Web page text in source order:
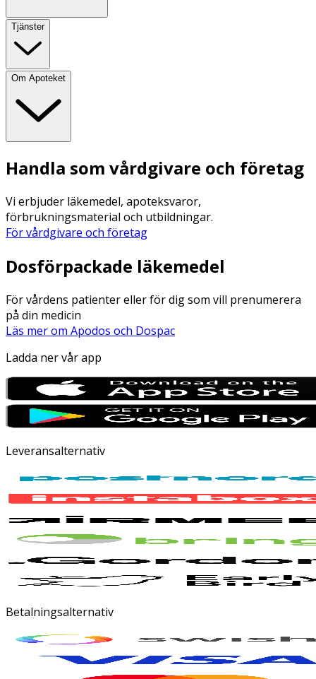
Tjänster
Om Apoteket
Handla som vårdgivare och företag
Vi erbjuder läkemedel, apoteksvaror,
förbrukningsmaterial och utbildningar.
För vårdgivare och företag
Dosförpackade läkemedel
För vårdens patienter eller för dig som vill prenumerera
på din medicin
Läs mer om Apodos och Dospac
Ladda ner vår app
Leveransalternativ
Betalningsalternativ